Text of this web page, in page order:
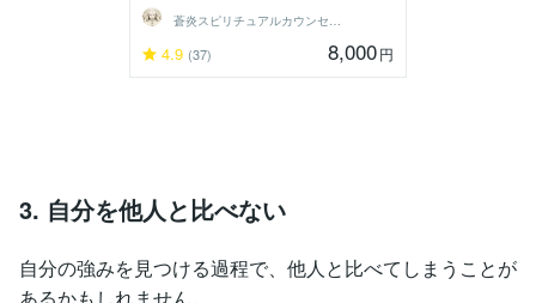
蒼炎スピリチュアルカウンセラー
4.9 (37) 8,000円
3. 自分を他人と比べない
自分の強みを見つける過程で、他人と比べてしまうことが